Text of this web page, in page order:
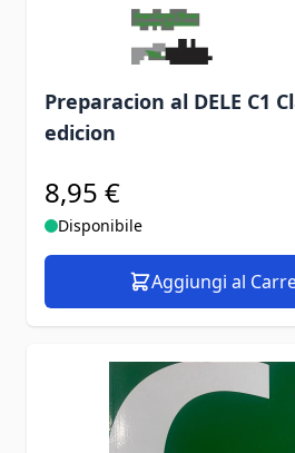
Preparacion al DELE C1
edicion
8,95 €
Disponibile
Aggiungi al